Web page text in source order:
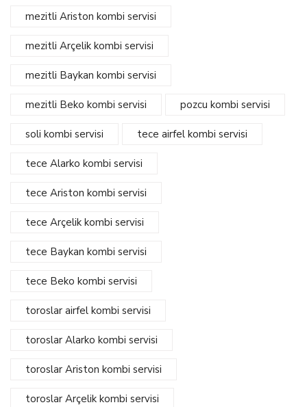
mezitli Ariston kombi servisi
mezitli Arçelik kombi servisi
mezitli Baykan kombi servisi
mezitli Beko kombi servisi pozcu kombi servisi
soli kombi servisi tece airfel kombi servisi
tece Alarko kombi servisi
tece Ariston kombi servisi
tece Arçelik kombi servisi
tece Baykan kombi servisi
tece Beko kombi servisi
toroslar airfel kombi servisi
toroslar Alarko kombi servisi
toroslar Ariston kombi servisi
toroslar Arçelik kombi servisi